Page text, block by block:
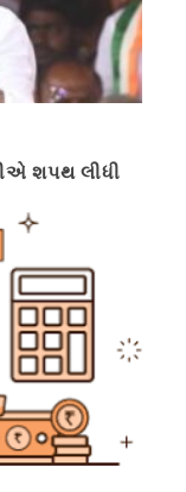
શપથ લીધી